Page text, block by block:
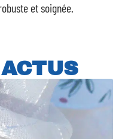
et soignée.